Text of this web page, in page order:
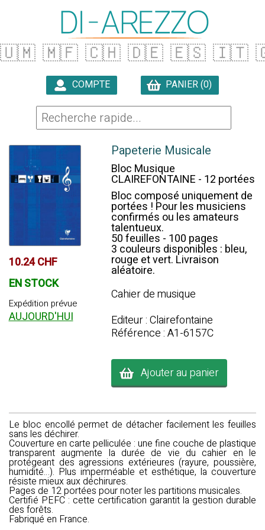
🇺🇲 🇲🇫 🇨🇭 🇩🇪 🇪🇸 🇮🇹
COMPTE PANIER (0)
10.24 CHF
EN STOCK
Expédition prévue
AUJOURD'HUI
Papeterie Musicale
Bloc Musique
CLAIREFONTAINE - 12 portées
Bloc composé uniquement de
portées ! Pour les musiciens
confirmés ou les amateurs
talentueux.
50 feuilles - 100 pages
3 couleurs disponibles : bleu,
rouge et vert. Livraison
aléatoire.
Cahier de musique
Editeur : Clairefontaine
Référence : A1-6157C
Ajouter au panier
Le bloc encollé permet de détacher facilement les feuilles
sans les déchirer.
Couverture en carte pelliculée : une fine couche de plastique
transparent augmente la durée de vie du cahier en le
protégeant des agressions extérieures (rayure, poussière,
humidité…). Plus imperméable et esthétique, la couverture
résiste mieux aux déchirures.
Pages de 12 portées pour noter les partitions musicales.
Certifié PEFC : cette certification garantit la gestion durable
des forêts.
Fabriqué en France.